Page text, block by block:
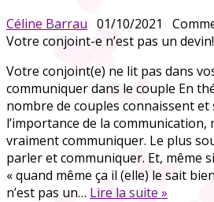
Céline Barrau 01/10/2021
Votre conjoint-e n’est pas un
Votre conjoint(e) ne lit pas dans
communiquer dans le couple En
nombre de couples connaissent et
l’importance de la communication,
vraiment communiquer. Le plus
parler et communiquer. Et, même
« quand même ça il (elle) le sait
n’est pas un… Lire la suite »